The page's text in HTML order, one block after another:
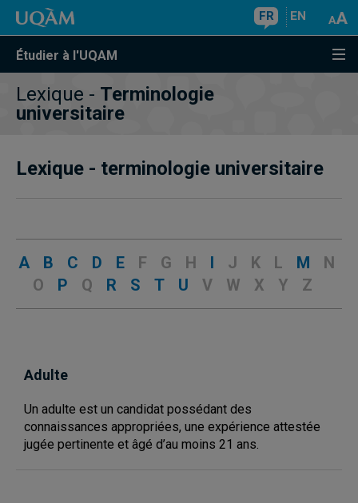
FR EN
Étudier à l'UQAM
Lexique - Terminologie
universitaire
Lexique - terminologie universitaire
A B C D E F G H I J K L M
N
O P Q R S T U V W X Y Z
Adulte
Un adulte est un candidat possédant des
connaissances appropriées, une expérience attestée
jugée pertinente et âgé d’au moins 21 ans.